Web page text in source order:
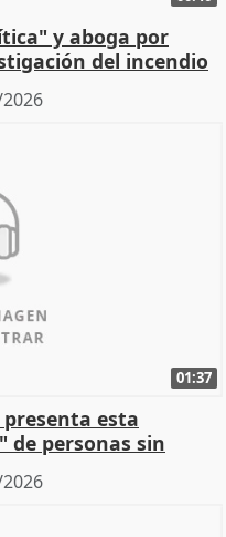
y aboga por
del incendio
01:37
presenta esta
personas sin